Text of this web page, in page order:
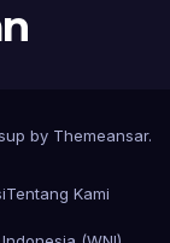
by Themeansar.
Tentang Kami